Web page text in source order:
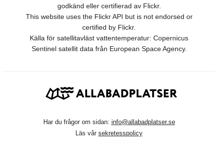
godkänd eller certifierad av Flickr.
This website uses the Flickr API but is not endorsed or
certified by Flickr.
Källa för satellitavläst vattentemperatur: Copernicus
Sentinel satellit data från European Space Agency.
Har du frågor om sidan: info@allabadplatser.se
Läs vår sekretesspolicy